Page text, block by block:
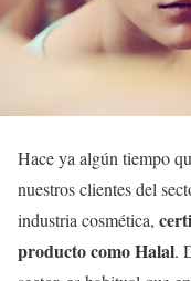
Hace ya algún tiempo
nuestros clientes del
industria cosmética,
producto como Halal.